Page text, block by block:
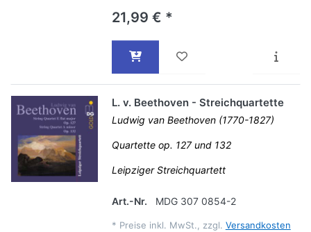
21,99 € *
L. v. Beethoven - Streichquartette
Ludwig van Beethoven (1770-1827)
Quartette op. 127 und 132
Leipziger Streichquartett
Art.-Nr. MDG 307 0854-2
* Preise inkl. MwSt., zzgl. Versandkosten